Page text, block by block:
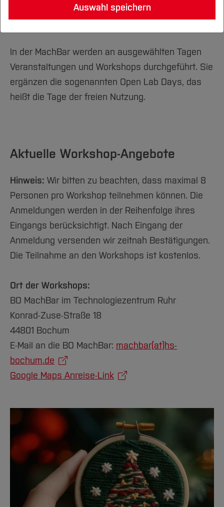
In der MachBar werden an ausgewählten Tagen
Veranstaltungen und Workshops durchgeführt. Sie
ergänzen die sogenannten Open Lab Days, das
heißt die Tage der freien Nutzung.
Aktuelle Workshop-Angebote
Hinweis: Wir bitten zu beachten, dass maximal 8
Personen pro Workshop teilnehmen können. Die
Anmeldungen werden in der Reihenfolge ihres
Eingangs berücksichtigt. Nach Eingang der
Anmeldung versenden wir zeitnah Bestätigungen.
Die Teilnahme an den Workshops ist kostenlos.
Ort der Workshops:
BO MachBar im Technologiezentrum Ruhr
Konrad-Zuse-Straße 18
44801 Bochum
E-Mail an die BO MachBar: machbar(at)hs-
bochum.de
Google Maps Anreise-Link
Auswahl speichern